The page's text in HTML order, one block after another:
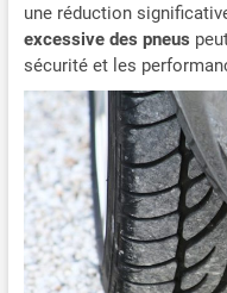
une réduction
excessive des pneus
sécurité et les